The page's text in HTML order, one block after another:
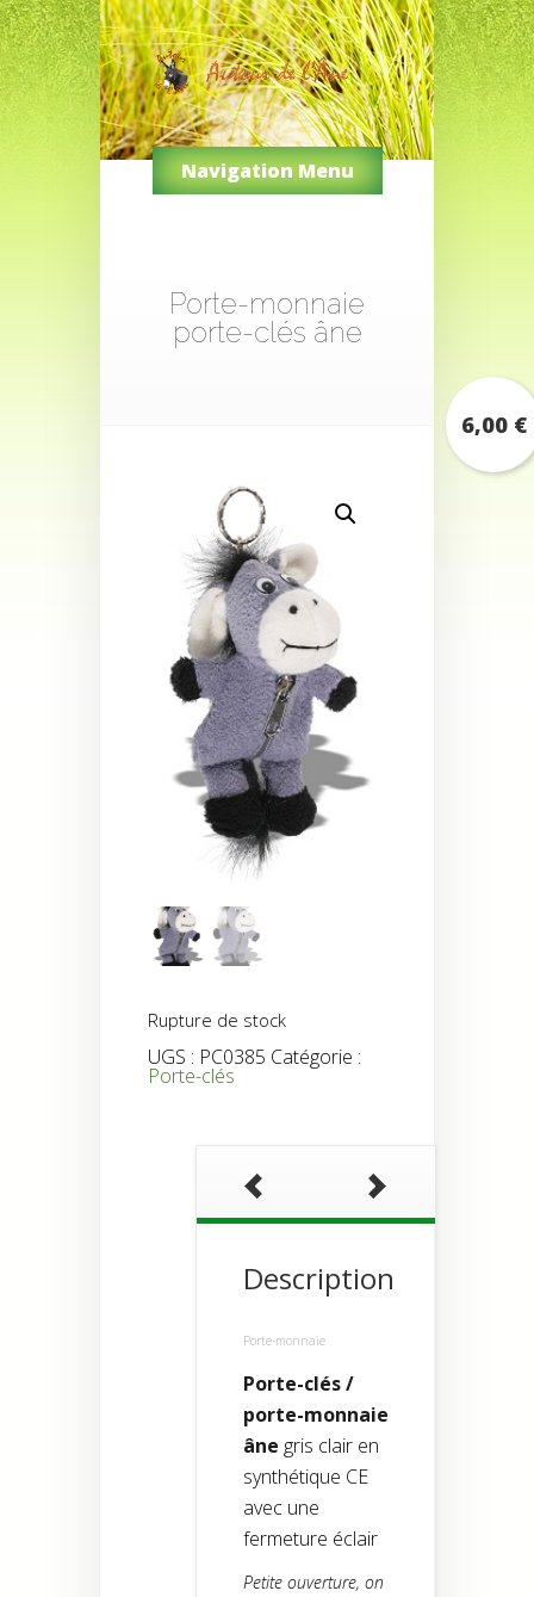
Navigation Menu
Porte-monnaie
porte-clés âne
6,00 €
Rupture de stock
UGS : PC0385 Catégorie :
Porte-clés
Description
Porte-monnaie
Porte-clés /
porte-monnaie
âne gris clair en
synthétique CE
avec une
fermeture éclair
Petite ouverture, on